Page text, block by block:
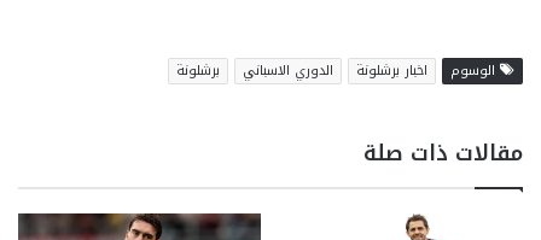
الوسوم اخبار برشلونة الدوري الاسباني برشلونة
مقالات ذات صلة